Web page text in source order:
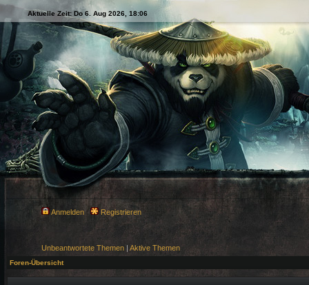
Aktuelle Zeit: Do 6. Aug 2026, 18:06
Anmelden Registrieren
Unbeantwortete Themen | Aktive Themen
Foren-Übersicht